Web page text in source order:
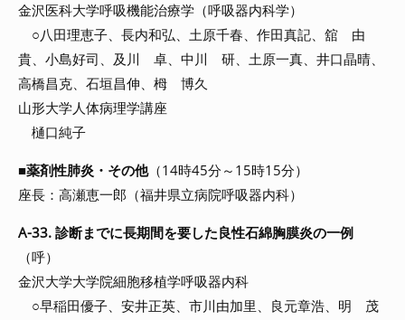
金沢医科大学呼吸機能治療学（呼吸器内科学）
○八田理恵子、長内和弘、土原千春、作田真記、舘 由
貴、小島好司、及川 卓、中川 研、土原一真、井口晶晴、
高橋昌克、石垣昌伸、栂 博久
山形大学人体病理学講座
樋口純子
■薬剤性肺炎・その他（14時45分～15時15分）
座長：高瀬恵一郎（福井県立病院呼吸器内科）
A-33. 診断までに長期間を要した良性石綿胸膜炎の一例
（呼）
金沢大学大学院細胞移植学呼吸器内科
○早稲田優子、安井正英、市川由加里、良元章浩、明 茂